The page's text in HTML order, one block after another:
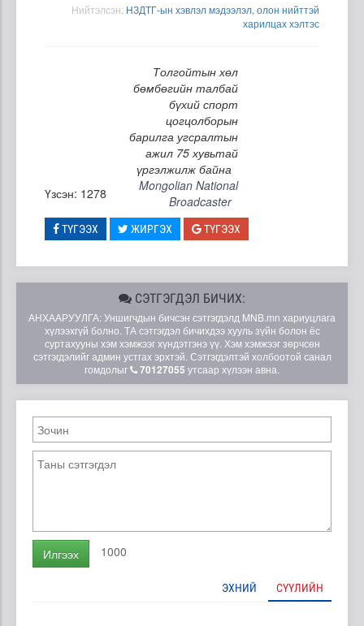
Нийтэлсэн: НЗДТГ-ын хэвлэл мэдээлэл, олон нийттэй
харилцах хэлтэс
Толгойтын хөл
бөмбөгийн талбай
бүхий спорт
цогцолборын
барилга угсралтын
ажил 75 хувьтай
үргэлжилж байна
Үзсэн: 1278
Mongolian National
Broadcaster
ТҮГЭЭХ ЖИРГЭХ ТҮГЭЭХ
СЭТГЭГДЭЛ БИЧИХ:
АНХААРУУЛГА: Уншигчдын бичсэн сэтгэгдэлд MNB.mn хариуцлага
хүлээхгүй болно. ТА сэтгэгдэл бичихдээ хууль зүйн болон ёс
суртахууны хэм хэмжээг хүндэтгэнэ үү. Хэм хэмжээг зөрчсөн
сэтгэгдэлийг админ устгах эрхтэй. Сэтгэгдэлтэй холбоотой санал
гомдолыг
70127055 утсаар хүлээн авна.
Илгээх 1000
ЭХНИЙ СҮҮЛИЙН